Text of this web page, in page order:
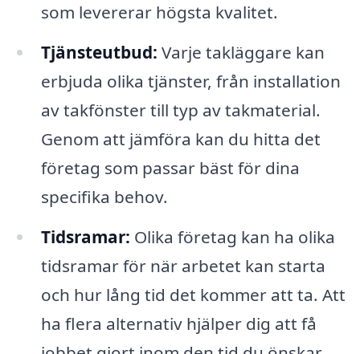
som levererar högsta kvalitet.
Tjänsteutbud: Varje takläggare kan
erbjuda olika tjänster, från installation
av takfönster till typ av takmaterial.
Genom att jämföra kan du hitta det
företag som passar bäst för dina
specifika behov.
Tidsramar: Olika företag kan ha olika
tidsramar för när arbetet kan starta
och hur lång tid det kommer att ta. Att
ha flera alternativ hjälper dig att få